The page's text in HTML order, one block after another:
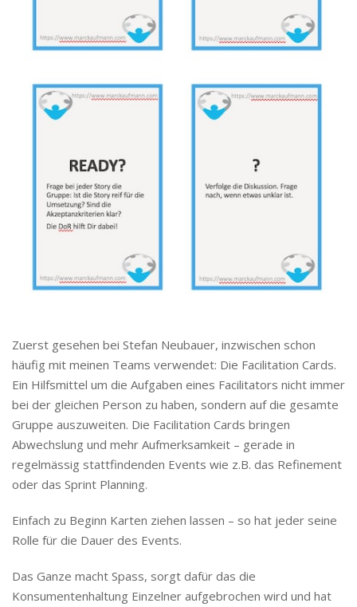
Zuerst gesehen bei Stefan Neubauer, inzwischen schon
häufig mit meinen Teams verwendet: Die Facilitation Cards.
Ein Hilfsmittel um die Aufgaben eines Facilitators nicht immer
bei der gleichen Person zu haben, sondern auf die gesamte
Gruppe auszuweiten. Die Facilitation Cards bringen
Abwechslung und mehr Aufmerksamkeit – gerade in
regelmässig stattfindenden Events wie z.B. das Refinement
oder das Sprint Planning.
Einfach zu Beginn Karten ziehen lassen – so hat jeder seine
Rolle für die Dauer des Events.
Das Ganze macht Spass, sorgt dafür das die
Konsumentenhaltung Einzelner aufgebrochen wird und hat